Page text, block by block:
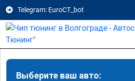
Telegram: EuroCT_bot
Выберите ваш авто: